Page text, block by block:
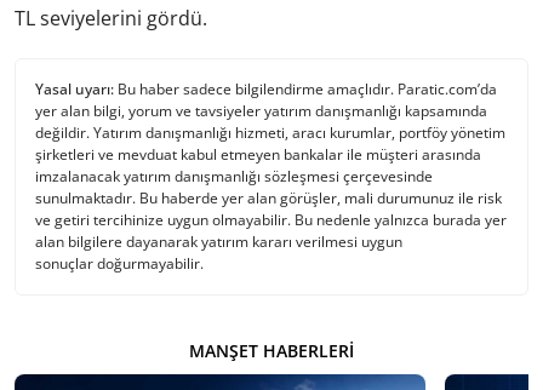
TL seviyelerini gördü.
Yasal uyarı: Bu haber sadece bilgilendirme amaçlıdır. Paratic.com’da
yer alan bilgi, yorum ve tavsiyeler yatırım danışmanlığı kapsamında
değildir. Yatırım danışmanlığı hizmeti, aracı kurumlar, portföy yönetim
şirketleri ve mevduat kabul etmeyen bankalar ile müşteri arasında
imzalanacak yatırım danışmanlığı sözleşmesi çerçevesinde
sunulmaktadır. Bu haberde yer alan görüşler, mali durumunuz ile risk
ve getiri tercihinize uygun olmayabilir. Bu nedenle yalnızca burada yer
alan bilgilere dayanarak yatırım kararı verilmesi uygun
sonuçlar doğurmayabilir.
MANŞET HABERLERI